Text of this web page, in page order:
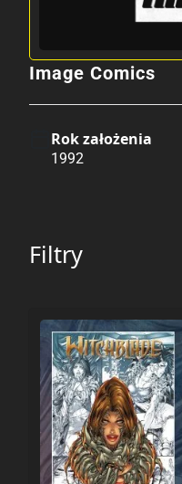
Image Comics
Rok założenia
1992
Filtry